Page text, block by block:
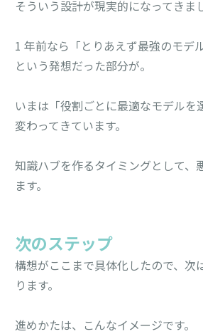
そういう設計が現実的になってきま
1 年前なら「とりあえず最強のモデ
という発想だった部分が。
いまは「役割ごとに最適なモデルを
変わってきています。
知識ハブを作るタイミングとして、
ます。
次のステップ
構想がここまで具体化したので、次
ります。
進めかたは、こんなイメージです。